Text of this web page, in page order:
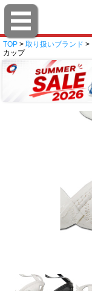
TOP > 取り扱いブランド >
カップ